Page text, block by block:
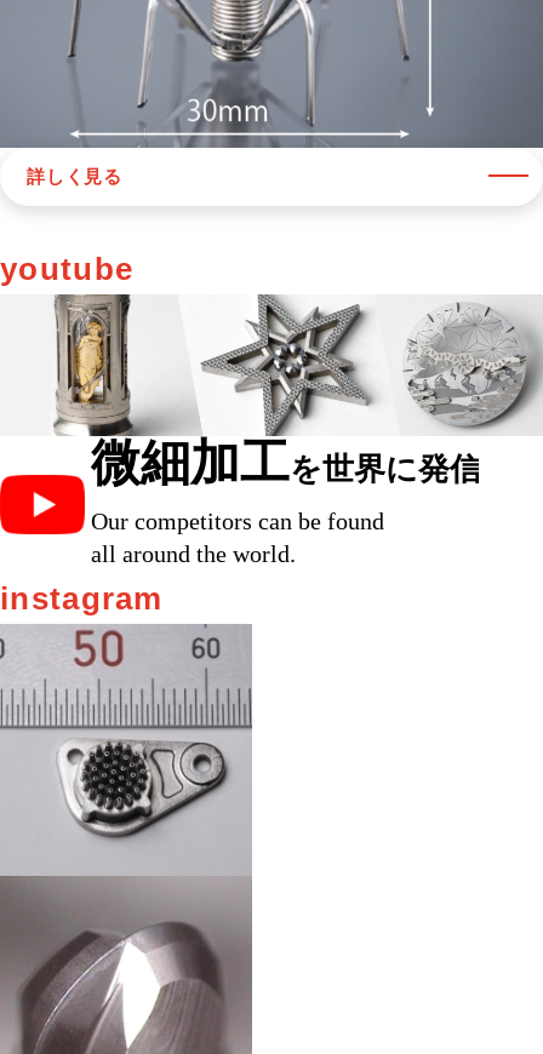
詳しく見る
youtube
instagram